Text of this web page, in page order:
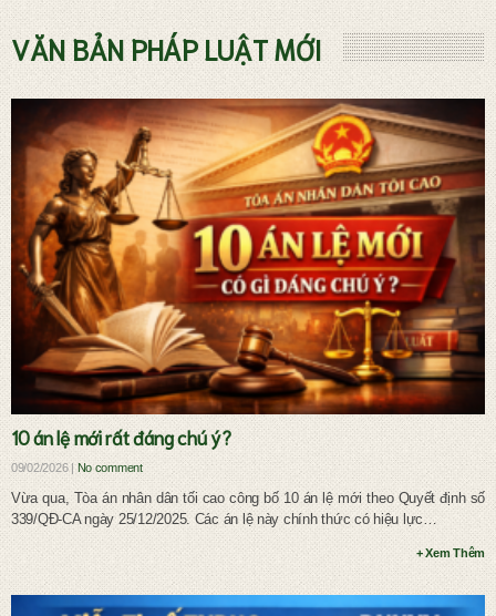
Ly hôn và chia tài sản chung
VĂN BẢN PHÁP LUẬT MỚI
10 án lệ mới rất đáng chú ý?
09/02/2026 | No comment
Vừa qua, Tòa án nhân dân tối cao công bố 10 án lệ mới theo Quyết định số
339/QĐ-CA ngày 25/12/2025. Các án lệ này chính thức có hiệu lực…
+ Xem Thêm